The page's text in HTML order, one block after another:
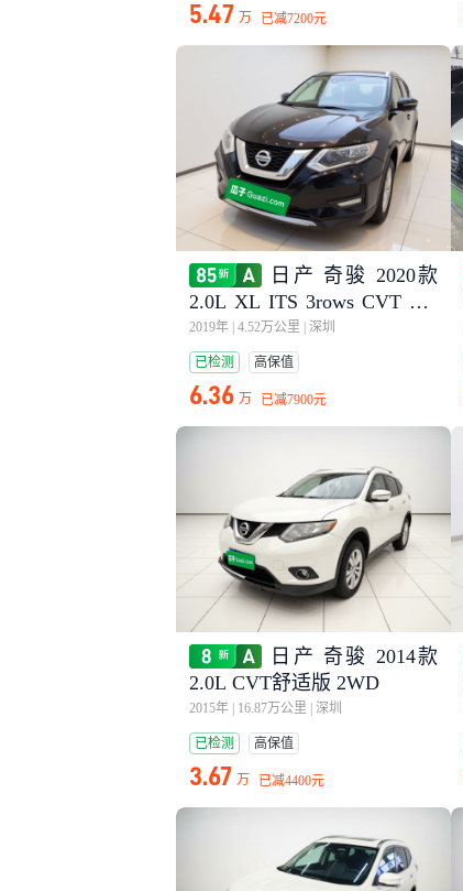
5.47 万 已减7200元
日产 奇骏 2020款
2.0L XL ITS 3rows CVT 2W
D智联七座舒适版
2019年 4.52万公里 深圳
已检测 高保值
6.36 万 已减7900元
日产 奇骏 2014款
2.0L CVT舒适版 2WD
2015年 16.87万公里 深圳
已检测 高保值
3.67 万 已减4400元